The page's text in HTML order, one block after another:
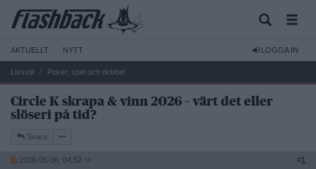
AKTUELLT NYTT LOGGA IN
Livsstil Poker, spel och dobbel
Circle K skrapa & vinn 2026 – värt det eller
slöseri på tid?
Svara
2026-05-06, 04:52 #1